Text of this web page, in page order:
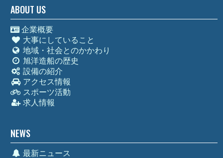
ABOUT US
企業概要
大事にしていること
地域・社会とのかかわり
旭洋造船の歴史
設備の紹介
アクセス情報
スポーツ活動
求人情報
NEWS
最新ニュース